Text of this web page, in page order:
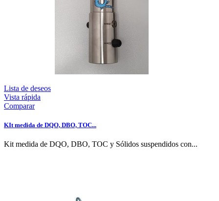
Lista de deseos
Vista rápida
Comparar
KIt medida de DQO, DBO, TOC...
Kit medida de DQO, DBO, TOC y Sólidos suspendidos con...